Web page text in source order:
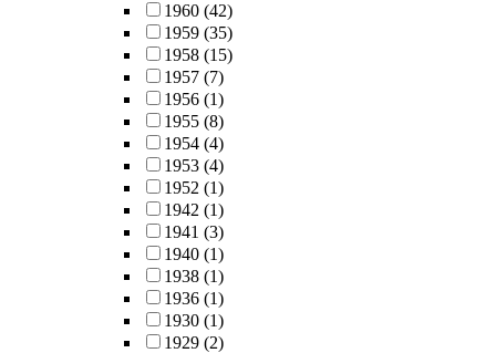
1960 (42)
1959 (35)
1958 (15)
1957 (7)
1956 (1)
1955 (8)
1954 (4)
1953 (4)
1952 (1)
1942 (1)
1941 (3)
1940 (1)
1938 (1)
1936 (1)
1930 (1)
1929 (2)